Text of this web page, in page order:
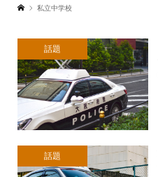
私立中学校
話題
話題